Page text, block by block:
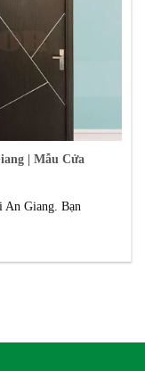
| Mẫu Cửa
An Giang. Bạn